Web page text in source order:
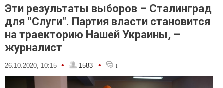
Эти результаты выборов – Сталинград
для "Слуги". Партия власти становится
на траекторию Нашей Украины, –
журналист
26.10.2020, 10:15 • 1583 • 1